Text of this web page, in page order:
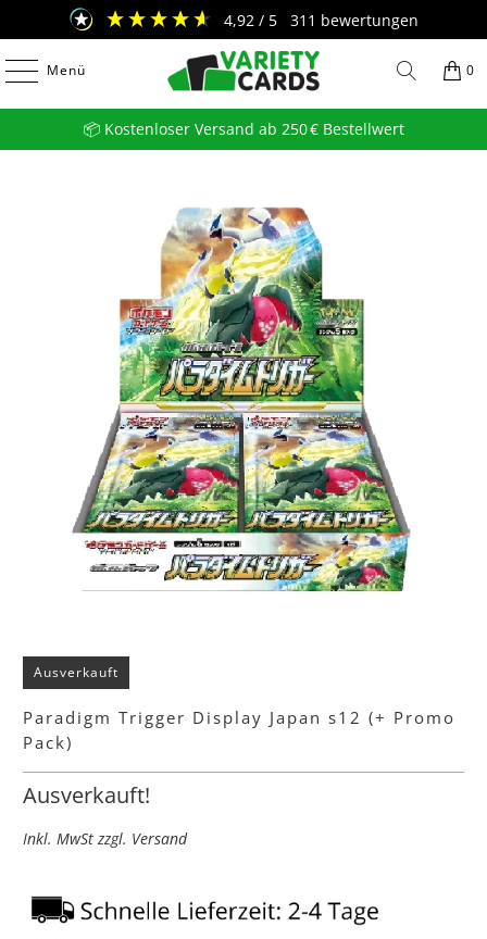
Menü 0
4,92 / 5 311 bewertungen
📦 Kostenloser Versand ab 250 € Bestellwert
Ausverkauft
Paradigm Trigger Display Japan s12 (+ Promo
Pack)
Ausverkauft!
Inkl. MwSt zzgl. Versand